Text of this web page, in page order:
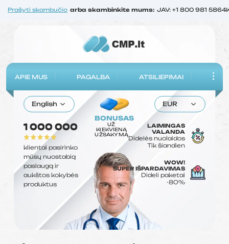
Prašyti skambučio arba skambinkite mums: JAV: +1 800 981 5864
APIE MUS PAGALBA ATSILIEPIMAI
BONUSAS
UŽ
KIEKVIENĄ
UŽSAKYMĄ
English EUR
1 000 000
klientai pasirinko
mūsų nuostabią
paslaugą ir
aukštos kokybės
produktus
LAIMINGAS
VALANDA
Didelės nuolaidos
Tik šiandien
WOW!
SUPER IŠPARDAVIMAS
Dideli paketai
-80%